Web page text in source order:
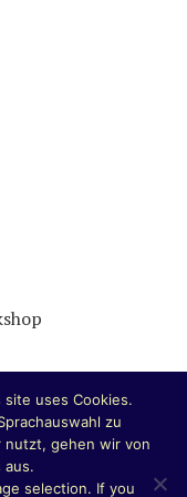
site uses Cookies.
zu
nutzt, gehen wir von
aus.
selection. If you